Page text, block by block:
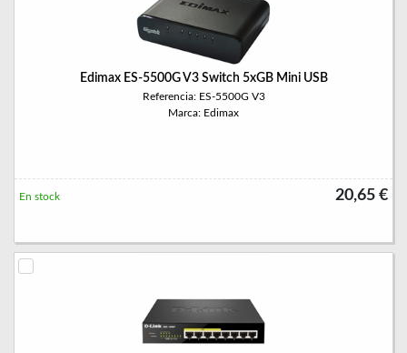
Edimax ES-5500G V3 Switch 5xGB Mini USB
Referencia: ES-5500G V3
Marca: Edimax
20,65 €
En stock